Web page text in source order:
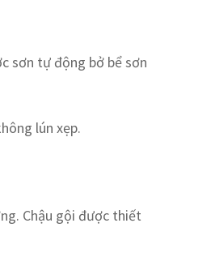
sơn tự động bở bể sơn
lún xẹp.
Chậu gội được thiết